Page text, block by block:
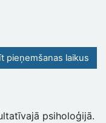
pieņemšanas laikus
psiholoģijā.